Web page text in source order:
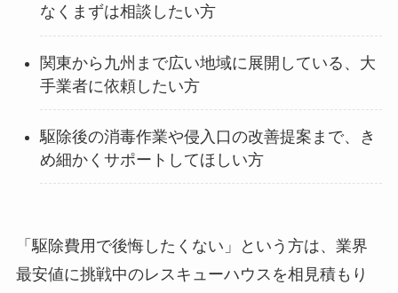
なくまずは相談したい方
関東から九州まで広い地域に展開している、大
手業者に依頼したい方
駆除後の消毒作業や侵入口の改善提案まで、き
め細かくサポートしてほしい方
「駆除費用で後悔したくない」という方は、業界
最安値に挑戦中のレスキューハウスを相見積もり